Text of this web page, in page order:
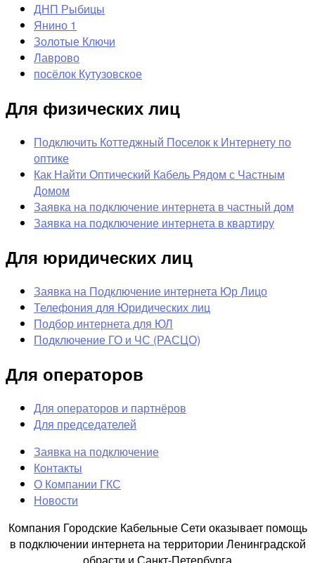
ДНП Рыбицы
Янино 1
Золотые Ключи
Лаврово
посёлок Кутузовское
Для физических лиц
Подключить Коттеджный Поселок к Интернету по
оптике
Как Найти Оптический Кабель Рядом с Частным
Домом
Заявка на подключение интернета в частный дом
Заявка на подключение интернета в квартиру
Для юридических лиц
Заявка на Подключение интернета Юр Лицо
Телефония для Юридических лиц
Подбор интернета для ЮЛ
Подключение ГО и ЧС (РАСЦО)
Для операторов
Для операторов и партнёров
Для председателей
Заявка на подключение
Контакты
О Компании ГКС
Новости
Компания Городские Кабельные Сети оказывает помощь
в подключении интернета на территории Ленинградской
обрасти и Санкт-Петербурга